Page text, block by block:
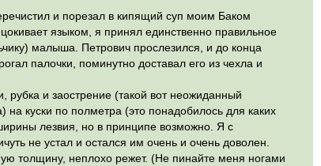
и порезал в кипящий суп моим Баком
языком, я принял единственно правильное
малыша. Петрович прослезился, и до конца
палочки, поминутно доставал его из чехла и
и заострение (такой вот неожиданный
на куски по полметра (это понадобилось для каких
лезвия, но в принципе возможно. Я с
не устал и остался им очень и очень доволен.
толщину, неплохо режет. (Не пинайте меня ногами